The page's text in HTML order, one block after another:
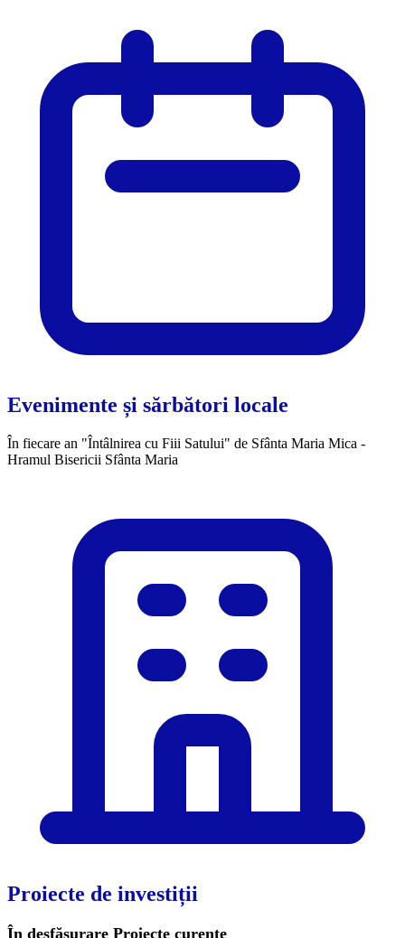
Evenimente și sărbători locale
În fiecare an "Întâlnirea cu Fiii Satului" de Sfânta Maria Mica -
Hramul Bisericii Sfânta Maria
Proiecte de investiții
În desfășurare Proiecte curente